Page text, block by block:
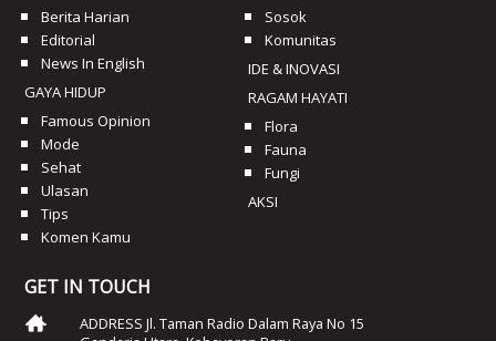
Berita Harian
Editorial
News In English
GAYA HIDUP
Famous Opinion
Mode
Sehat
Ulasan
Tips
Komen Kamu
Sosok
Komunitas
IDE & INOVASI
RAGAM HAYATI
Flora
Fauna
Fungi
AKSI
GET IN TOUCH
ADDRESS Jl. Taman Radio Dalam Raya No 15